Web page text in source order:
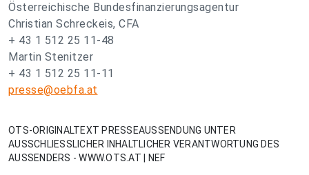
Österreichische Bundesfinanzierungsagentur
Christian Schreckeis, CFA
+ 43 1 512 25 11-48
Martin Stenitzer
+ 43 1 512 25 11-11
presse@oebfa.at
OTS-ORIGINALTEXT PRESSEAUSSENDUNG UNTER
AUSSCHLIESSLICHER INHALTLICHER VERANTWORTUNG DES
AUSSENDERS - WWW.OTS.AT | NEF